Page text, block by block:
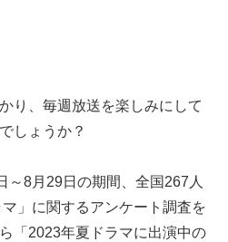
り、毎週放送を楽しみにして
しょうか？
～8月29日の期間、全国267人
」に関するアンケート調査を
「2023年夏ドラマに出演中の